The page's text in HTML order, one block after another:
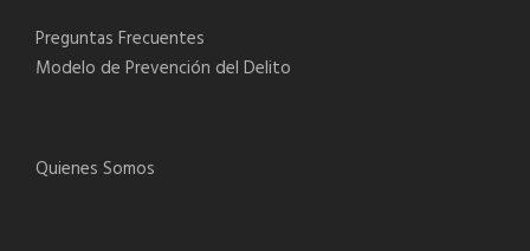
Preguntas Frecuentes
Modelo de Prevención del Delito
Quienes Somos